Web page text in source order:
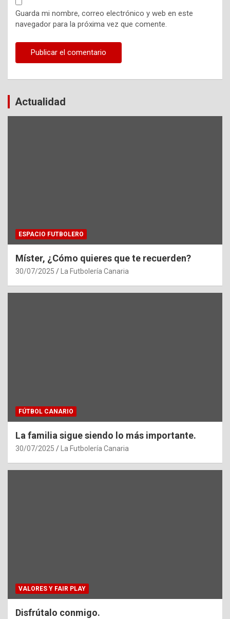
Guarda mi nombre, correo electrónico y web en este
navegador para la próxima vez que comente.
Actualidad
ESPACIO FUTBOLERO
Míster, ¿Cómo quieres que te recuerden?
30/07/2025 La Futbolería Canaria
FÚTBOL CANARIO
La familia sigue siendo lo más importante.
30/07/2025 La Futbolería Canaria
VALORES Y FAIR PLAY
Disfrútalo conmigo.